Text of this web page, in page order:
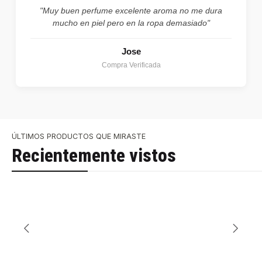
"Muy buen perfume excelente aroma no me dura
mucho en piel pero en la ropa demasiado"
Jose
Compra Verificada
ÚLTIMOS PRODUCTOS QUE MIRASTE
Recientemente vistos